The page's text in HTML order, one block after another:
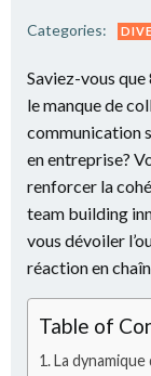
Categories:
Saviez-vous
le manque de
communication
en entreprise?
renforcer la
team building
vous dévoiler
réaction en
Table of
La